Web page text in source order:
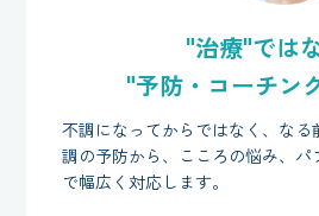
"治療"では
"予防・コーチン
不調になってからではなく、なる
調の予防から、こころの悩み、パ
で幅広く対応します。